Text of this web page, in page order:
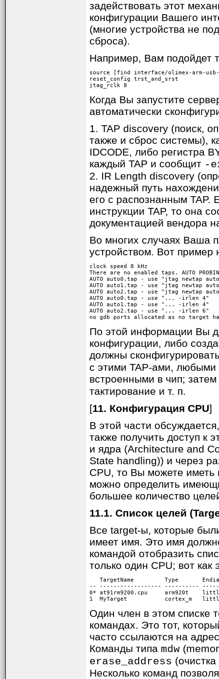
задействовать этот
конфигурации Вашего
(многие устройства не
сброса).
Например, Вам подойдет
source [find interface/olimex-arm-
reset_config trst_and_srst
jtag_rclk 8
Когда Вы запустите
автоматически
1. TAP discovery (поиск,
также и сброс системы),
IDCODE, либо регистра
каждый TAP и сообщит -
2. IR Length discovery
надежный путь
его с распознанным TAP.
инструкции TAP, то она
документацией вендора
Во многих случаях Ваша
устройством. Вот пример
clock speed 8 kHz
There are no enabled taps. AUTO
AUTO auto0.tap - use "jtag newtap
AUTO auto1.tap - use "jtag newtap
AUTO auto2.tap - use "jtag newtap
AUTO auto0.tap - use "... -irlen 4"
AUTO auto1.tap - use "... -irlen 4"
AUTO auto2.tap - use "... -irlen 6"
no gdb ports allocated as no target
По этой информации Вы
конфигурации, либо
должны
с этими TAP-ами,
встроенными в чип; затем
тактирование и т. п.
[11. Конфигурация CPU]
В этой части
также получить доступ к
и ядра (Architecture and
State handling)) и через
CPU, то Вы можете иметь
можно определить
большее количество
11.1. Список целей
Все target-ы, которые
имеет имя. Это имя
командой отобразить
только один CPU; вот
TargetName         Type
-- ------------------ ----------
0* at91rm9200.cpu     arm920t
1  MyTarget           cortex_m
Один член в этом списке
командах. Это тот,
часто ссылаются на
Команды типа mdw
erase_address
Несколько команд